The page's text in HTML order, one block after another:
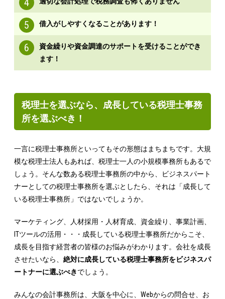
4
5 借入がしやすくなることがあります！
6
資金繰りや資金調達のサポートを受けることができ
ます！
税理士を選ぶなら、成長している税理士事務
所を選ぶべき！
一言に税理士事務所といってもその形態はまちまちです。大規
模な税理士法人もあれば、税理士一人の小規模事務所もあるで
しょう。そんな数ある税理士事務所の中から、ビジネスパート
ナーとしての税理士事務所を選ぶとしたら、それは「成長して
いる税理士事務所」ではないでしょうか。
マーケティング、人材採用・人材育成、資金繰り、事業計画、
ITツールの活用・・・成長している税理士事務所だからこそ、
成長を目指す経営者の皆様のお悩みがわかります。会社を成長
させたいなら、 絶対に成長している税理士事務所をビジネスパ
ートナーに選ぶべきでしょう。
みんなの会計事務所は、大阪を中心に、Webからの問合せ、お